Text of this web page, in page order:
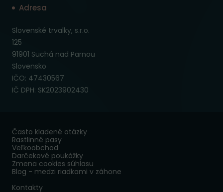
Adresa
Slovenské trvalky, s.r.o.
125
91901 Suchá nad Parnou
Slovensko
IČO: 47430567
IČ DPH: SK2023902430
Často kladené otázky
Rastlinné pasy
Veľkoobchod
Darčekové poukážky
Zmena cookies súhlasu
Blog - medzi riadkami v záhone
Kontakty